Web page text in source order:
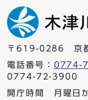
〒619-0286 京
電話番号： 0774-
0774-72-3900
開庁時間 月曜日